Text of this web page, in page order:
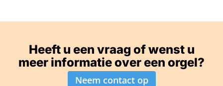
Heeft u een vraag of wenst u
meer informatie over een orgel?
Neem contact op